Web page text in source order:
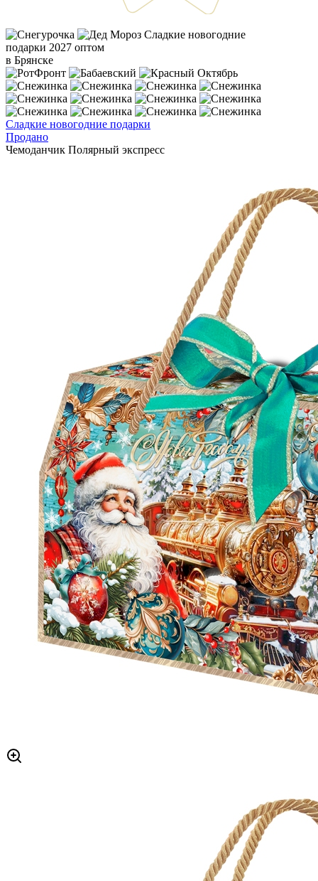
Сладкие новогодние
подарки 2027 оптом
в Брянске
Сладкие новогодние подарки
Продано
Чемоданчик Полярный экспресс